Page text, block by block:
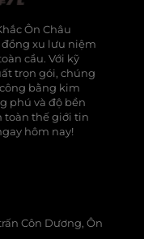
Ôn Châu
xu lưu niệm
cầu. Với kỹ
trọn gói, chúng
bằng kim
phú và độ bền
toàn thế giới tin
hôm nay!
Côn Dương, Ôn